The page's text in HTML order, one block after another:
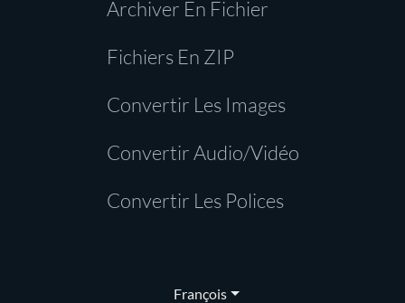
Archiver En Fichier
Fichiers En ZIP
Convertir Les Images
Convertir Audio/Vidéo
Convertir Les Polices
François